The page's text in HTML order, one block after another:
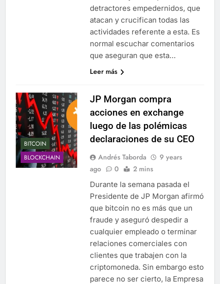
detractores empedernidos, que
atacan y crucifican todas las
actividades referente a esta. Es
normal escuchar comentarios
que aseguran que esta…
Leer más
BITCOIN
BLOCKCHAIN
JP Morgan compra
acciones en exchange
luego de las polémicas
declaraciones de su CEO
Andrés Taborda
9 years
ago
0 2 mins
Durante la semana pasada el
Presidente de JP Morgan afirmó
que bitcoin no es más que un
fraude y aseguró despedir a
cualquier empleado o terminar
relaciones comerciales con
clientes que trabajen con la
criptomoneda. Sin embargo esto
parece no ser cierto, la Empresa